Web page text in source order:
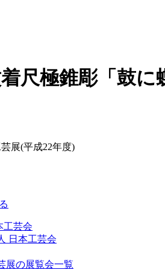
尺極錐彫「鼓に
展(平成22年度)
工芸会
日本工芸会
展の展覧会一覧